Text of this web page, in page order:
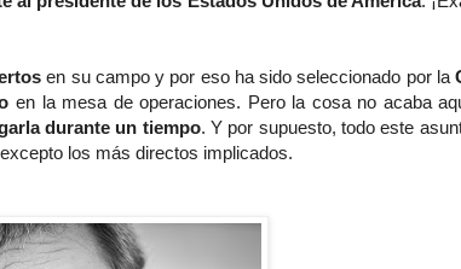
en su campo y por eso ha sido seleccionado por la
en la mesa de operaciones. Pero la cosa no acaba
durante un tiempo. Y por supuesto, todo este
los más directos implicados.